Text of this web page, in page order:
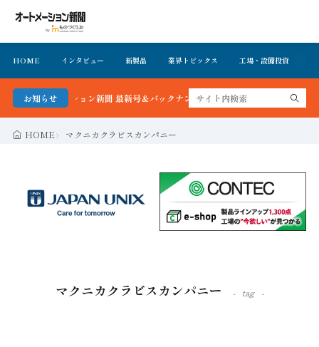
HOME インタビュー 新製品 業界トピックス 工場・設備投資
お知らせ
ートメーション新聞 最新号＆バックナンバーを無料で公開中 詳細はこちら
HOME マクニカクラビスカンパニー
マクニカクラビスカンパニー tag